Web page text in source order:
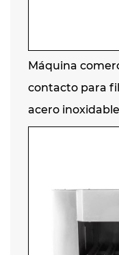
Máquina
contacto para
acero inoxidable